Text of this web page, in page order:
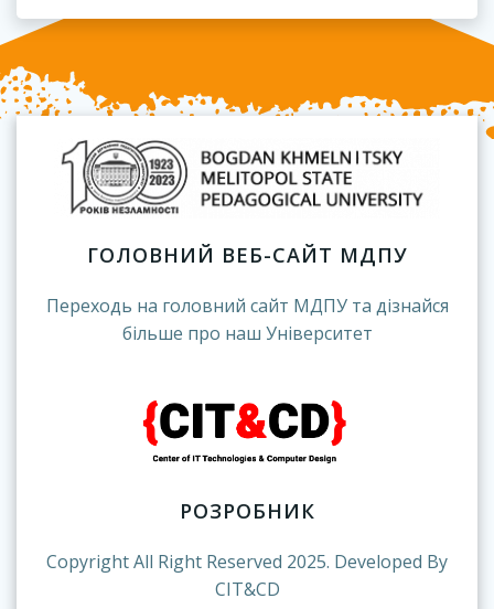
ГОЛОВНИЙ ВЕБ-САЙТ МДПУ
Переходь на головний сайт МДПУ та дізнайся
більше про наш Університет
РОЗРОБНИК
Copyright All Right Reserved 2025. Developed By
CIT&CD